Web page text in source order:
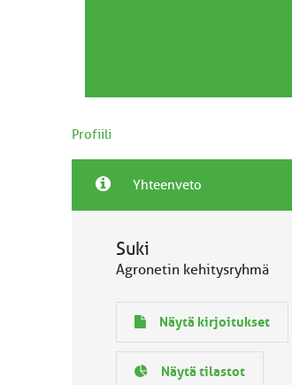
Profiili
Yhteenveto
Suki
Agronetin kehitysryhmä
Näytä kirjoitukset
Näytä tilastot